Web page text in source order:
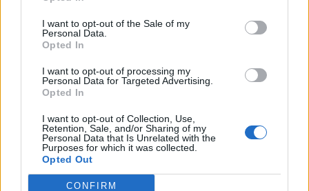
I want to opt-out of the Sale of my
Personal Data.
Opted In
I want to opt-out of processing my
Personal Data for Targeted Advertising.
Opted In
I want to opt-out of Collection, Use,
Retention, Sale, and/or Sharing of my
Personal Data that Is Unrelated with the
Purposes for which it was collected.
Opted Out
CONFIRM
Παππά, Αυγουστίδη,
Μαμιό και
Παπαγεωργίου
και οι αποτυχίες